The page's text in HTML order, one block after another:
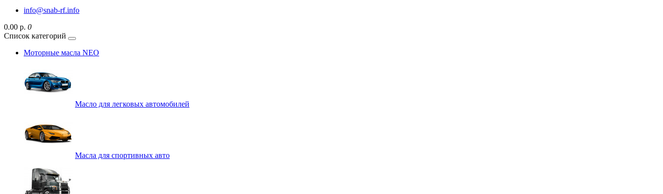
info@snab-rf.info
0.00 р. 0
Список категорий
Моторные масла NEO
Масло для легковых автомобилей
Масла для спортивных авто